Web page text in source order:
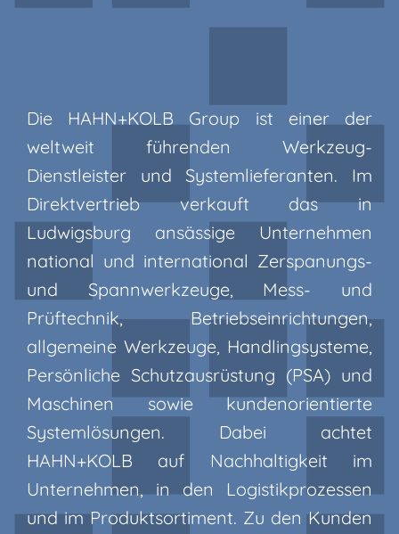
Die HAHN+KOLB Group ist einer der
weltweit führenden Werkzeug-
Dienstleister und Systemlieferanten. Im
Direktvertrieb verkauft das in
Ludwigsburg ansässige Unternehmen
national und international Zerspanungs-
und Spannwerkzeuge, Mess- und
Prüftechnik, Betriebseinrichtungen,
allgemeine Werkzeuge, Handlingsysteme,
Persönliche Schutzausrüstung (PSA) und
Maschinen sowie kundenorientierte
Systemlösungen. Dabei achtet
HAHN+KOLB auf Nachhaltigkeit im
Unternehmen, in den Logistikprozessen
und im Produktsortiment. Zu den Kunden